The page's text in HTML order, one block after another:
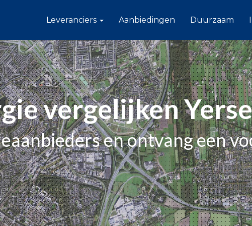
Leveranciers Aanbiedingen Duurzaam
vergelijken
en ontvang een